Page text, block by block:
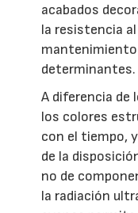
acabados
la resistencia
determinantes.
A diferencia de
los colores
con el tiempo,
de la
no de
la radiación